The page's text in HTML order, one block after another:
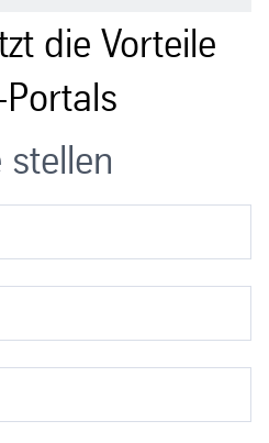
S235JR (1.0038)
3–20
1.000–2.000
die Vorteile